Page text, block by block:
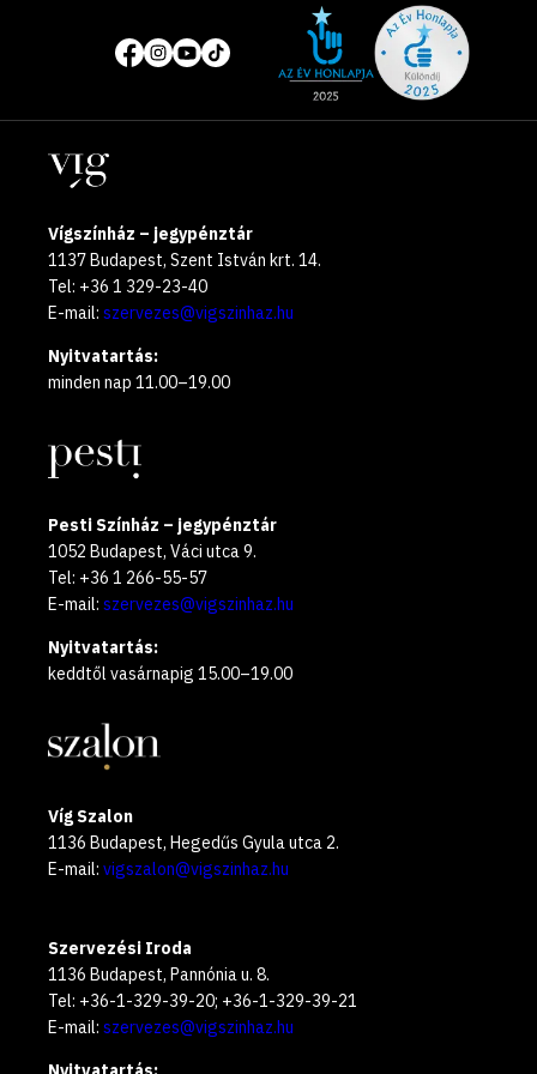
Közösségi
média
oldalak
of
year
Helyszínek
Vígszínház – jegypénztár
1137 Budapest, Szent István krt. 14.
Tel: +36 1 329-23-40
E-mail: szervezes@vigszinhaz.hu
Nyitvatartás:
minden nap 11.00–19.00
Pesti Színház – jegypénztár
1052 Budapest, Váci utca 9.
Tel: +36 1 266-55-57
E-mail: szervezes@vigszinhaz.hu
Nyitvatartás:
keddtől vasárnapig 15.00–19.00
Víg Szalon
1136 Budapest, Hegedűs Gyula utca 2.
E-mail: vigszalon@vigszinhaz.hu
Szervezési Iroda
1136 Budapest, Pannónia u. 8.
Tel: +36-1-329-39-20; +36-1-329-39-21
E-mail: szervezes@vigszinhaz.hu